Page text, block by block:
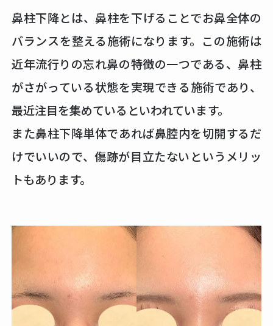
鼻柱下降とは、鼻柱を下げることでお鼻全体の
バランスを整える施術になります。この施術は
近年流行りの忘れ鼻の特徴の一つである、鼻柱
がさがっている状態を実現できる施術であり、
最近注目を集めているといわれています。
また鼻柱下降単体であれば鼻腔内を切開するだ
けでいいので、傷跡が目立たないというメリッ
トもあります。